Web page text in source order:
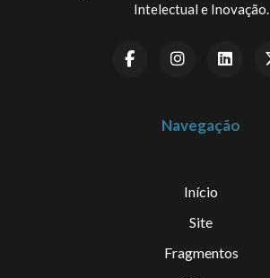
Intelectual e Inovação.
Navegação
Início
Site
Fragmentos